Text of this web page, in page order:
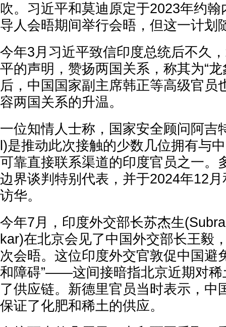
吹。习近平和莫迪原定于2023年约
导人会晤期间举行会晤，但这一计划
今年3月习近平致信印度总统后不久
平的声明，赞扬两国关系，称其为“
后，中国国家副主席韩正等高级官员
容两国关系的升温。
一位知情人士称，国家安全顾问阿吉
l)是推动此次接触的少数几位拥有与
可靠直接联系渠道的印度官员之一。
边界谈判特别代表，并于2024年12
访华。
今年7月，印度外交部长苏杰生
kar)在北京会见了中国外交部长王毅
次会晤。这位印度外交官敦促中国避
和障碍”——这间接暗指北京近期对稀
了供应链。新德里官员当时表示，中
保证了化肥和稀土的供应。